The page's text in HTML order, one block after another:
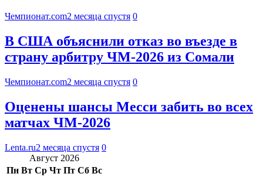
Чемпионат.com2 месяца спустя 0
В США объяснили отказ во въезде в
страну арбитру ЧМ-2026 из Сомали
Чемпионат.com2 месяца спустя 0
Оценены шансы Месси забить во всех
матчах ЧМ-2026
Lenta.ru2 месяца спустя 0
Август 2026
Пн Вт Ср Чт Пт Сб Вс